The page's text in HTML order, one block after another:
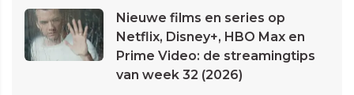
Nieuwe films en series op
Netflix, Disney+, HBO Max en
Prime Video: de streamingtips
van week 32 (2026)